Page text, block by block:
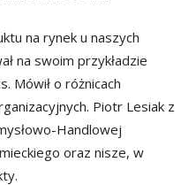
na rynek u naszych
na swoim przykładzie
Mówił o różnicach
Piotr Lesiak z
Handlowej
oraz nisze, w